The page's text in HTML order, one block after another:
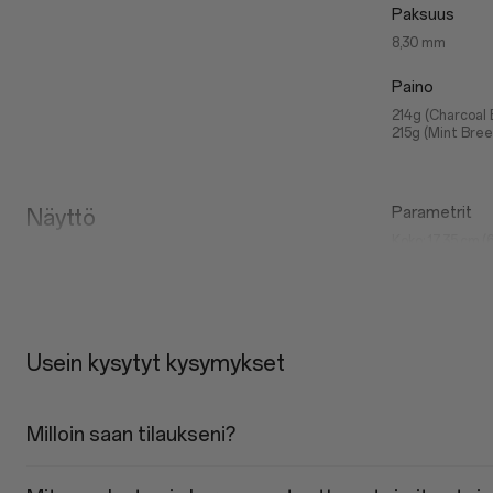
Paksuus
8,30 mm
Paino
214g (Charcoal
215g (Mint
Näyttö Parametrit
Usein kysytyt kysymykset
Milloin saan tilaukseni?